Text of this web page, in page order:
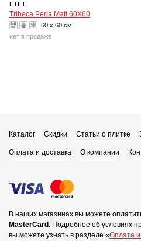
ETILE
Tribeca Perla Matt 60X60
60 x 60 см
нет в продаже
Каталог Скидки Статьи о плитке
Оплата и доставка О компании
В наших магазинах вы можете
MasterCard . Подробнее об условиях
вы можете узнать в разделе «Оплата и